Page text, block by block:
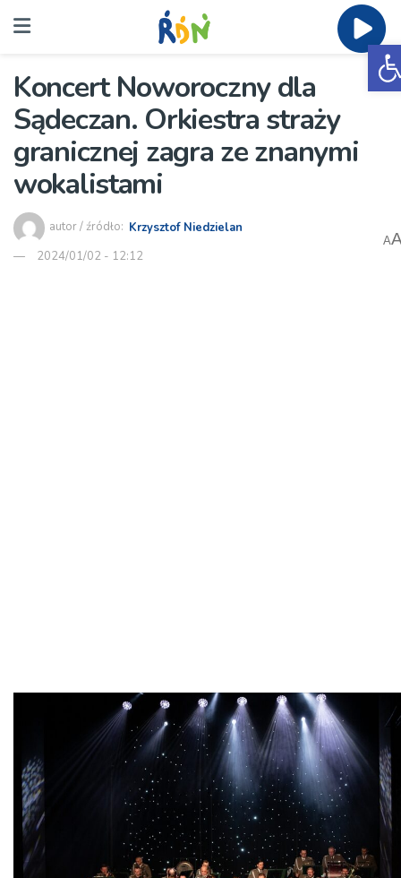
Koncert Noworoczny dla
Sądeczan. Orkiestra straży
granicznej zagra ze znanymi
wokalistami
autor / źródło: Krzysztof Niedzielan
2024/01/02 - 12:12
A